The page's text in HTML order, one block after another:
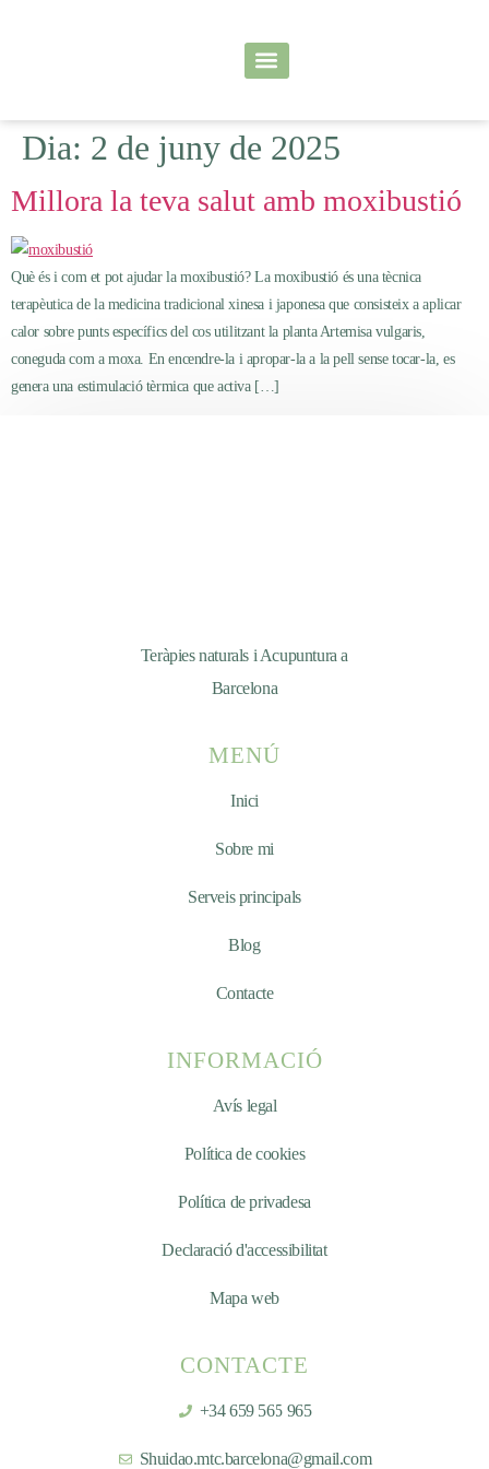
Dia: 2 de juny de 2025
Millora la teva salut amb moxibustió
Què és i com et pot ajudar la moxibustió? La moxibustió és una tècnica
terapèutica de la medicina tradicional xinesa i japonesa que consisteix a aplicar
calor sobre punts específics del cos utilitzant la planta Artemisa vulgaris,
coneguda com a moxa. En encendre-la i apropar-la a la pell sense tocar-la, es
genera una estimulació tèrmica que activa […]
Teràpies naturals i Acupuntura a
Barcelona
MENÚ
Inici
Sobre mi
Serveis principals
Blog
Contacte
INFORMACIÓ
Avís legal
Política de cookies
Política de privadesa
Declaració d'accessibilitat
Mapa web
CONTACTE
+34 659 565 965
Shuidao.mtc.barcelona@gmail.com